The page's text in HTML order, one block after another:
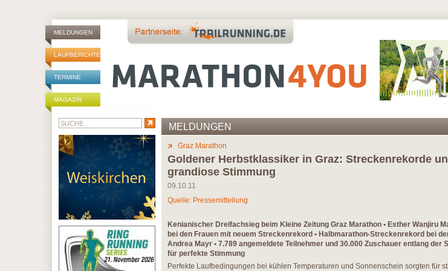
MELDUNGEN
LAUFBERICHTE
TERMINE
MAGAZIN
MELDUNGEN
Graz Marathon
Goldener Herbstklassiker in Graz: Streckenrekorde
grandiose Stimmung
09.10.11
Quelle: Pressemitteilung
Kenianischer Dreifachsieg beim Kleine Zeitung Graz Marathon • Esther Wanjiru
bei den Frauen mit neuem Streckenrekord • Halbmarathon-Streckenrekord bei
Andrea Mayr • 7.789 angemeldete Teilnehmer und 30.000 Zuschauer entlang der
für perfekte Stimmung
Perfekte Laufbedingungen bei kühlen Temperaturen und Sonnenschein sorgten für